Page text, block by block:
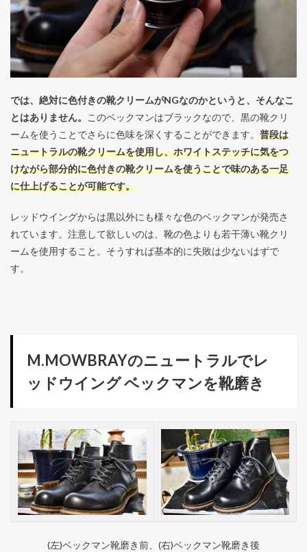
では、絶対に色付きの靴クリームがNGなのかというと、そんなこ
とはありません。
このベックマンはブラックなので、黒の靴クリ
ームを使うことでさらに色味を深くすることができます。 普段は
ニュートラルの靴クリームを使用し、ホワイトステッチに気をつ
けながら部分的に色付きの靴クリームを使うことで味のある一足
に仕上げることが可能です。
レッドウイングからは黒以外にも様々な色のベックマンが発売さ
れています。注意して欲しいのは、靴の色よりも若干薄い靴クリ
ームを使用すること。そうすれば基本的に失敗は少ないはずで
す。
M.MOWBRAYのニュートラルでレ
ッドウイング ベックマンを靴磨き
(左)ベックマン靴磨き前、(右)ベックマン靴磨き後